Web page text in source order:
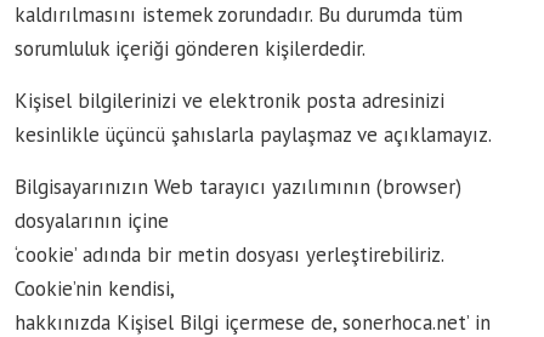
kaldırılmasını istemek zorundadır. Bu durumda tüm
sorumluluk içeriği gönderen kişilerdedir.
Kişisel bilgilerinizi ve elektronik posta adresinizi
kesinlikle üçüncü şahıslarla paylaşmaz ve açıklamayız.
Bilgisayarınızın Web tarayıcı yazılımının (browser)
dosyalarının içine
‘cookie’ adında bir metin dosyası yerleştirebiliriz.
Cookie’nin kendisi,
hakkınızda Kişisel Bilgi içermese de, sonerhoca.net’ in